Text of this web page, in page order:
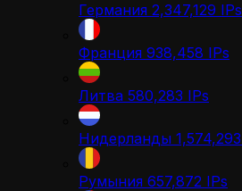
Германия 2,347,129 IPs
Франция 938,458 IPs
Литва 580,283 IPs
Нидерланды 1,574,293
Румыния 657,872 IPs